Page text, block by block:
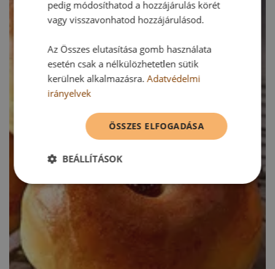
pedig módosíthatod a hozzájárulás körét
vagy visszavonhatod hozzájárulásod.
Az Összes elutasítása gomb használata
esetén csak a nélkülözhetetlen sütik
kerülnek alkalmazásra.Adatvédelmi
irányelvek
ÖSSZES ELFOGADÁSA
BEÁLLÍTÁSOK